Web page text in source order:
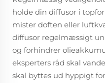
holde din diffusor i
mister doften eller
diffusor regelmæssigt
og forhindrer
eksperters råd skal
skal byttes ud hyppigt